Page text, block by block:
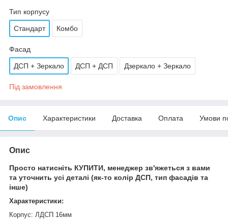
Тип корпусу
Стандарт Комбо
Фасад
ДСП + Зеркало ДСП + ДСП Дзеркало + Зеркало
Під замовлення
Опис Характеристики Доставка Оплата Умови
Опис
Просто натисніть КУПИТИ, менеджер зв'яжеться з вами
та уточнить усі деталі (як-то колір ДСП, тип фасадів та
інше)
Характеристики:
Корпус: ЛДСП 16мм